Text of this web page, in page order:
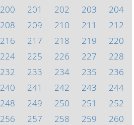
200 201 202 203
204
208 209 210 211
212
216 217 218 219
220
224 225 226 227
228
232 233 234 235
236
240 241 242 243
244
248 249 250 251
252
256 257 258 259
260